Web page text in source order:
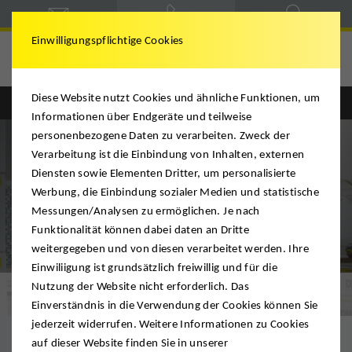
Premium-Umzug
Einwilligungspflichtige Cookies
Diese Website nutzt Cookies und ähnliche Funktionen, um
Informationen über Endgeräte und teilweise
personenbezogene Daten zu verarbeiten. Zweck der
Verarbeitung ist die Einbindung von Inhalten, externen
Diensten sowie Elementen Dritter, um personalisierte
Werbung, die Einbindung sozialer Medien und statistische
Messungen/Analysen zu ermöglichen. Je nach
Funktionalität können dabei daten an Dritte
weitergegeben und von diesen verarbeitet werden. Ihre
Einwiliigung ist grundsätzlich freiwillig und für die
Nutzung der Website nicht erforderlich. Das
Einverständnis in die Verwendung der Cookies können Sie
jederzeit widerrufen. Weitere Informationen zu Cookies
auf dieser Website finden Sie in unserer